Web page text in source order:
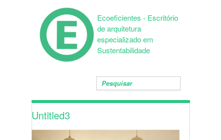
Ecoeficientes - Escritório
de arquitetura
especializado em
Sustentabilidade
Untitled3